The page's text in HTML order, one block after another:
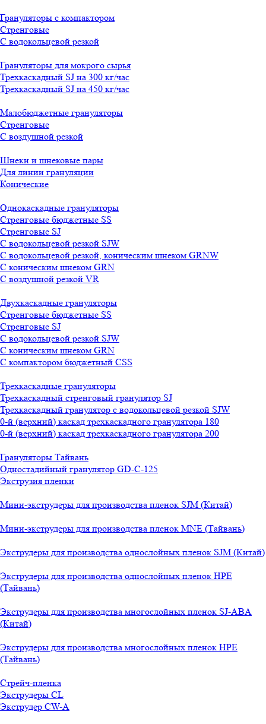
Грануляторы с компактором
Стренговые
С водокольцевой резкой
Грануляторы для мокрого сырья
Трехкаскадный SJ на 300 кг/час
Трехкаскадный SJ на 450 кг/час
Малобюджетные грануляторы
Стренговые
С воздушной резкой
Шнеки и шнековые пары
Для линии грануляции
Конические
Однокаскадные грануляторы
Стренговые бюджетные SS
Стренговые SJ
С водокольцевой резкой SJW
С водокольцевой резкой, коническим шнеком GRNW
С коническим шнеком GRN
С воздушной резкой VR
Двухкаскадные грануляторы
Стренговые бюджетные SS
Стренговые SJ
С водокольцевой резкой SJW
С коническим шнеком GRN
С компактором бюджетный CSS
Трехкаскадные грануляторы
Трехкаскадный стренговый гранулятор SJ
Трехкаскадный гранулятор с водокольцевой резкой SJW
0-й (верхний) каскад трехкаскадного гранулятора 180
0-й (верхний) каскад трехкаскадного гранулятора 200
Грануляторы Тайвань
Одностадийный гранулятор GD-C-125
Экструзия пленки
Мини-экструдеры для производства пленок SJM (Китай)
Мини-экструдеры для производства пленок MNE (Тайвань)
Экструдеры для производства однослойных пленок SJM (Китай)
Экструдеры для производства однослойных пленок HPE
(Тайвань)
Экструдеры для производства многослойных пленок SJ-ABA
(Китай)
Экструдеры для производства многослойных пленок HPE
(Тайвань)
Стрейч-пленка
Экструдеры CL
Экструдер CW-A